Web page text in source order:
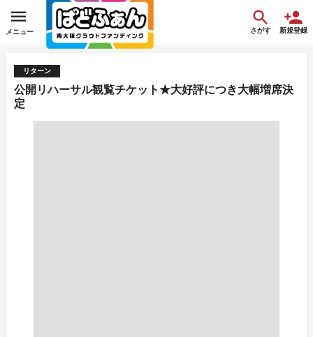
メニュー さがす 新規登録
リターン
公開リハーサル観覧チケット★大好評につき大幅増席決
定